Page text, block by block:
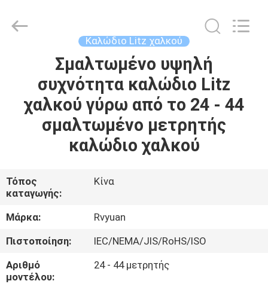
ΠΡΟΪΌΝΤΑ
ΒΊΝΤΕΟ
ΠΕΡΊΠΟΥ
ΕΜΕΊΣ
ΓΎΡΟΣ
ΕΡΓΟΣΤΑΣΊΩΝ
Material
Co,.Ltd.
Καλώδιο Litz χαλκού
Σμαλτωμένο υψηλή
συχνότητα καλώδιο Litz
χαλκού γύρω από το 24 - 44
σμαλτωμένο μετρητής
καλώδιο χαλκού
Τόπος
καταγωγής:
Κίνα
Μάρκα:
Rvyuan
Πιστοποίηση:
IEC/NEMA/JIS/RoHS/ISO
Αριθμό
μοντέλου:
24 - 44 μετρητής